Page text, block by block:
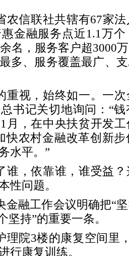
农信联社共辖有67家
金融服务点近1.1万
名，服务客户超3000
多、服务覆盖最广、
重视，始终如一。一
书记关切地询问：“
月，在中央扶贫开发
快农村金融改革创新
水平。”
谁，依靠谁，谁受益
性问题。
金融工作会议明确把“
坚持”的重要一条。
理院3楼的康复空间里
行康复训练。